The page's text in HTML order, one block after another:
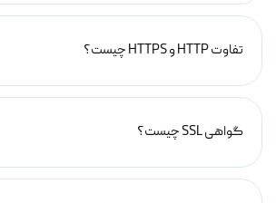
تفاوت HTTP و HTTPS چیست؟
گواهی SSL چیست؟